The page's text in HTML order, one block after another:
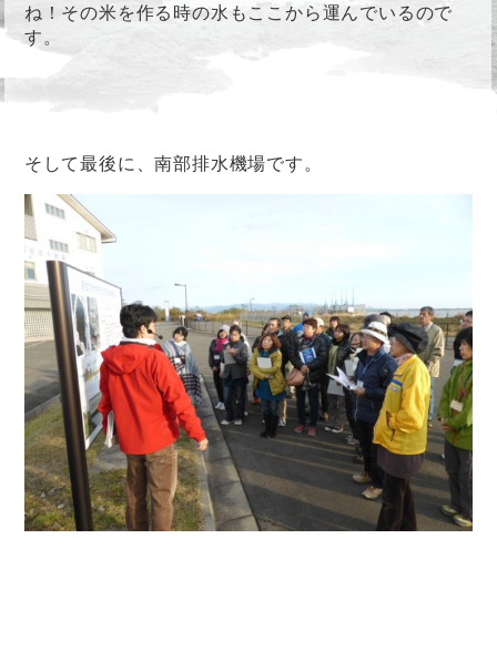
ね！その米を作る時の水もここから運んでいるので
す。
そして最後に、南部排水機場です。